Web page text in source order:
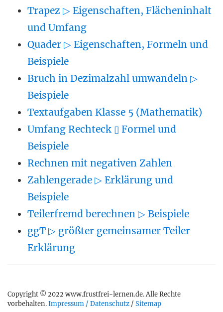
Trapez ▷ Eigenschaften, Flächeninhalt
und Umfang
Quader ▷ Eigenschaften, Formeln und
Beispiele
Bruch in Dezimalzahl umwandeln ▷
Beispiele
Textaufgaben Klasse 5 (Mathematik)
Umfang Rechteck ▯ Formel und
Beispiele
Rechnen mit negativen Zahlen
Zahlengerade ▷ Erklärung und
Beispiele
Teilerfremd berechnen ▷ Beispiele
ggT ▷ größter gemeinsamer Teiler
Erklärung
Copyright © 2022 www.frustfrei-lernen.de. Alle Rechte
vorbehalten.Impressum / Datenschutz / Sitemap